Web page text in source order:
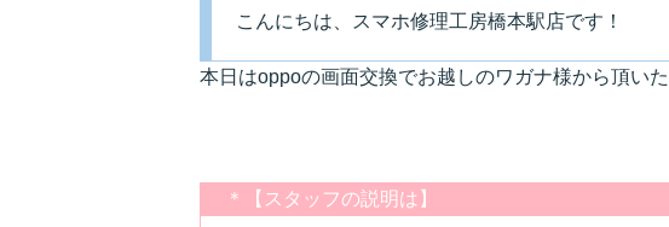
こんにちは、スマホ修理工房橋本駅店です！
本日はoppoの画面交換でお越しのワガナ様から頂い
＊【スタッフの説明は】